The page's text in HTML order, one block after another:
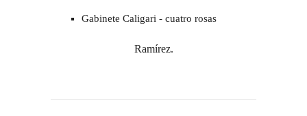
Gabinete Caligari - cuatro rosas
Ramírez.